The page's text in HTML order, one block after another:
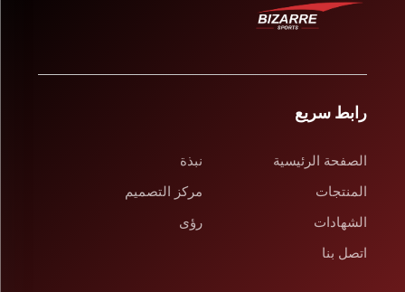
رابط سريع
الصفحة الرئيسية
نبذة
المنتجات
مركز التصميم
الشهادات
رؤى
اتصل بنا